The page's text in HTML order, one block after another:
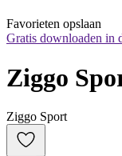
Favorieten opslaan
Gratis downloaden in
Ziggo
Ziggo Sport